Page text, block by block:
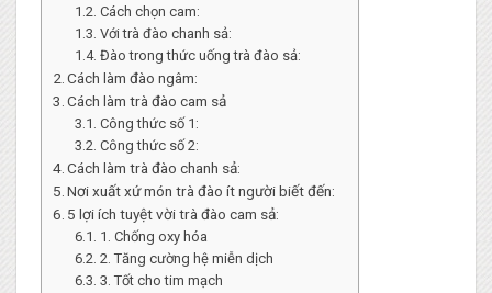
Cách chọn cam:
Với trà đào chanh sả:
Đào trong thức uống trà đào sả:
Cách làm đào ngâm:
Cách làm trà đào cam sả
Công thức số 1:
Công thức số 2:
Cách làm trà đào chanh sả:
Nơi xuất xứ món trà đào ít người biết đến:
5 lợi ích tuyệt vời trà đào cam sả:
1. Chống oxy hóa
2. Tăng cường hệ miễn dịch
3. Tốt cho tim mạch